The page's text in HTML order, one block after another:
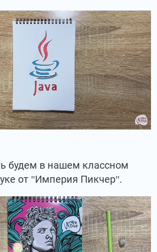
будем в нашем классном
от "Империя Пикчер".